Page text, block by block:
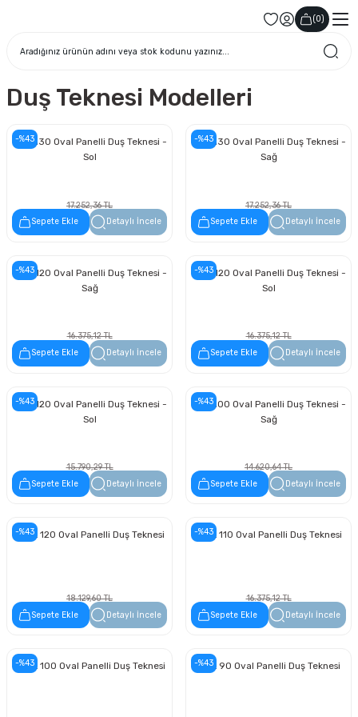
(0)
Duş Teknesi Modelleri
-%43
90 x 130 Oval Panelli Duş Teknesi -
Sol
17.252,36 TL
9.833,84 TL
Sepete Ekle Detaylı İncele
-%43
90 x 130 Oval Panelli Duş Teknesi -
Sağ
17.252,36 TL
9.833,84 TL
Sepete Ekle Detaylı İncele
-%43
90 x 120 Oval Panelli Duş Teknesi -
Sağ
16.375,12 TL
9.333,82 TL
Sepete Ekle Detaylı İncele
-%43
90 x 120 Oval Panelli Duş Teknesi -
Sol
16.375,12 TL
9.333,82 TL
Sepete Ekle Detaylı İncele
-%43
80 x 120 Oval Panelli Duş Teknesi -
Sol
15.790,29 TL
9.000,47 TL
Sepete Ekle Detaylı İncele
-%43
80 x 100 Oval Panelli Duş Teknesi -
Sağ
14.620,64 TL
8.333,77 TL
Sepete Ekle Detaylı İncele
-%43
120 x 120 Oval Panelli Duş Teknesi
18.129,60 TL
10.333,87 TL
Sepete Ekle Detaylı İncele
-%43
110 x 110 Oval Panelli Duş Teknesi
16.375,12 TL
9.333,82 TL
Sepete Ekle Detaylı İncele
-%43
100 x 100 Oval Panelli Duş Teknesi -%43
90 x 90 Oval Panelli Duş Teknesi